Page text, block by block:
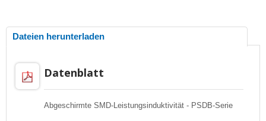
Dateien herunterladen
Datenblatt
Abgeschirmte SMD-Leistungsinduktivität - PSDB-Serie